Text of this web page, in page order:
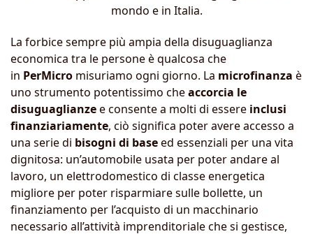
mondo e in Italia.
La forbice sempre più ampia della disuguaglianza
economica tra le persone è qualcosa che
in PerMicro misuriamo ogni giorno. La microfinanza è
uno strumento potentissimo cheaccorcia le
disuguaglianzee consente a molti di essere inclusi
finanziariamente, ciò significa poter avere accesso a
una serie di bisogni di baseed essenziali per una vita
dignitosa: un’automobile usata per poter andare al
lavoro, un elettrodomestico di classe energetica
migliore per poter risparmiare sulle bollette, un
finanziamento per l’acquisto di un macchinario
necessario all’attività imprenditoriale che si gestisce,